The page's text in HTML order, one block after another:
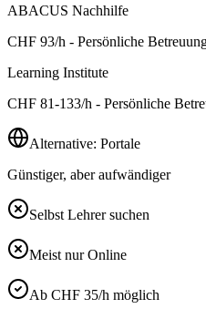
ABACUS Nachhilfe
CHF 93/h - Persönliche
Learning Institute
CHF 81-133/h - Persönliche
Alternative: Portale
Günstiger, aber aufwändiger
Selbst Lehrer suchen
Meist nur Online
Ab CHF 35/h möglich